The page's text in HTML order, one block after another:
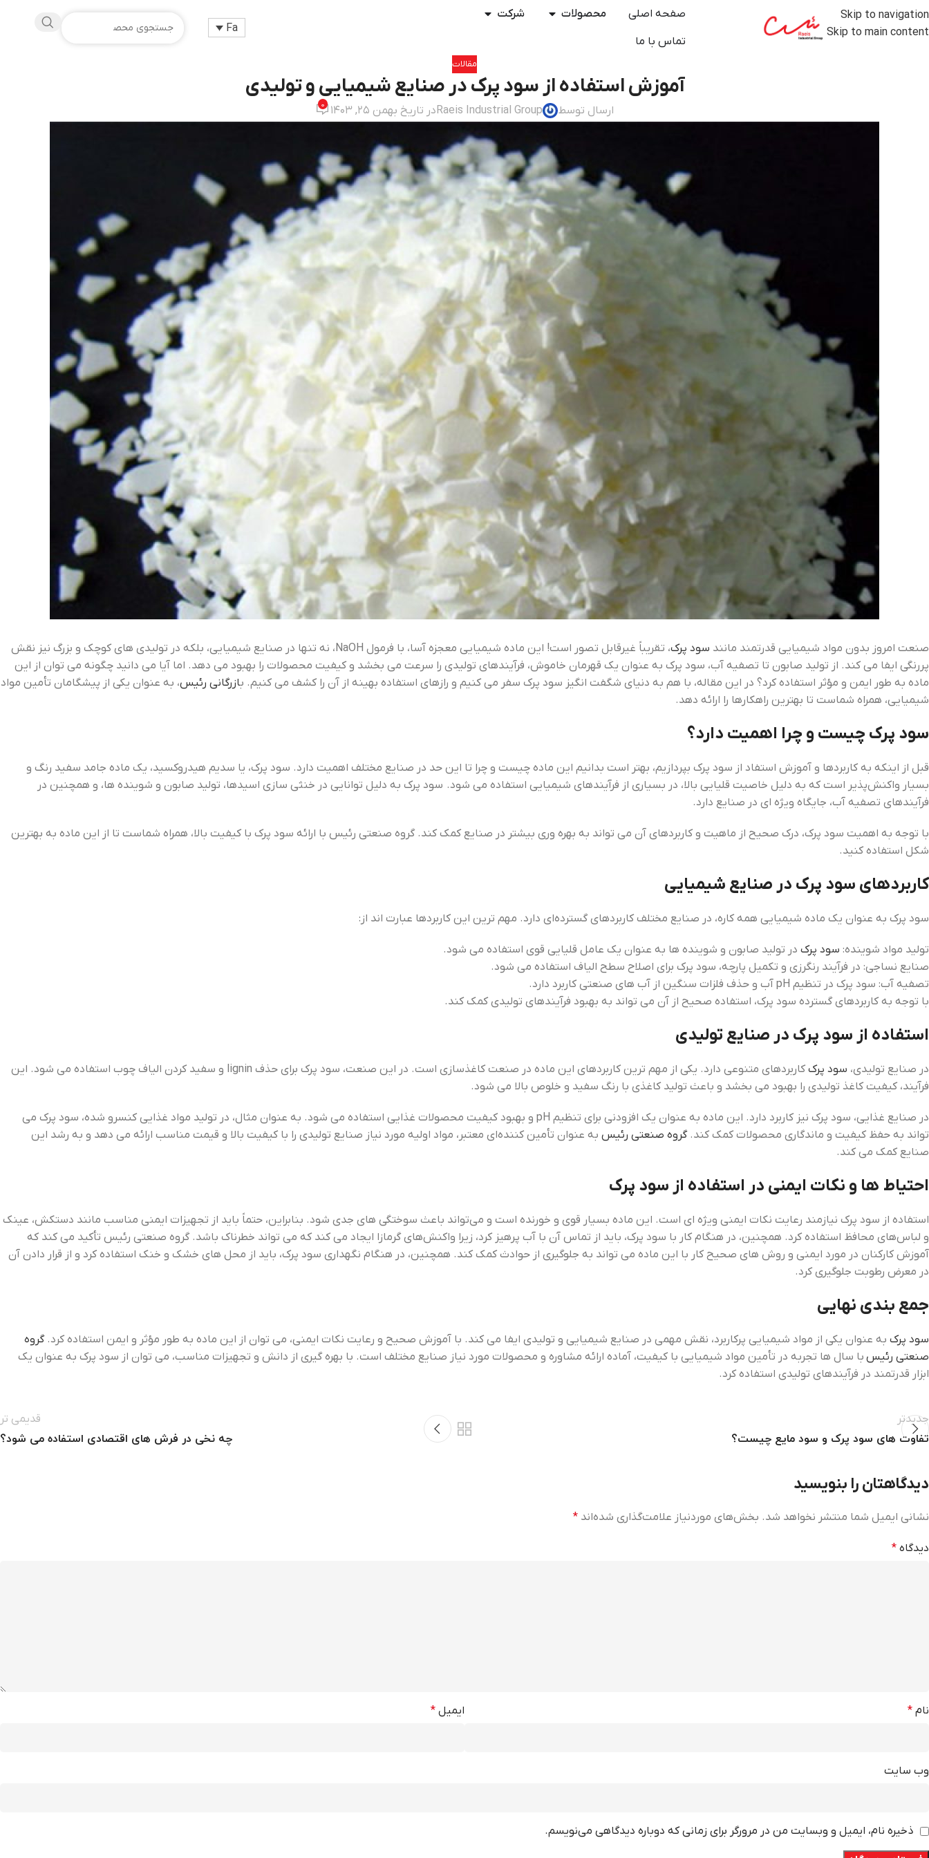
Skip to navigation
Skip to main content
صفحه اصلی محصولات
شرکت
تماس با ما
Fa
مقالات
آموزش استفاده از سود پرک در صنایع شیمیایی و تولیدی
ارسال توسط Raeis Industrial Groupدر تاریخ بهمن 25, 1403 0
صنعت امروز بدون مواد شیمیایی قدرتمند مانند سود پرک
، تقریباً غیرقابل تصور است! این ماده شیمیایی معجزه ‌آسا، با فرمول NaOH، نه تنها در صنایع شیمیایی، بلکه در تولیدی ‌های کوچک و بزرگ نیز نقش
پررنگی ایفا می‌ کند. از تولید صابون تا تصفیه آب، سود پرک به عنوان یک قهرمان خاموش، فرآیندهای تولیدی را سرعت می‌ بخشد و کیفیت محصولات را بهبود می ‌دهد. اما آیا می ‌دانید چگونه می ‌توان از این
ماده به طور ایمن و مؤثر استفاده کرد؟ در این مقاله، با هم به دنیای شگفت ‌انگیز سود پرک سفر می‌ کنیم و رازهای استفاده بهینه از آن را کشف می ‌کنیم. بازرگانی رئیس، به عنوان یکی از پیشگامان تأمین مواد
شیمیایی، همراه شماست تا بهترین راهکارها را ارائه دهد.
سود پرک چیست و چرا اهمیت دارد؟
قبل از اینکه به کاربردها و آموزش استفاد از سود پرک بپردازیم، بهتر است بدانیم این ماده چیست و چرا تا این حد در صنایع مختلف اهمیت دارد. سود پرک، یا سدیم هیدروکسید، یک ماده جامد سفید رنگ و
بسیار واکنش‌پذیر است که به دلیل خاصیت قلیایی بالا، در بسیاری از فرآیندهای شیمیایی استفاده می ‌شود. سود پرک به دلیل توانایی در خنثی ‌سازی اسیدها، تولید صابون و شوینده‌ ها، و همچنین در
فرآیندهای تصفیه آب، جایگاه ویژه ‌ای در صنایع دارد.
با توجه به اهمیت سود پرک، درک صحیح از ماهیت و کاربردهای آن می ‌تواند به بهره ‌وری بیشتر در صنایع کمک کند. گروه صنعتی رئیس با ارائه سود پرک با کیفیت بالا، همراه شماست تا از این ماده به بهترین
شکل استفاده کنید.
کاربردهای سود پرک در صنایع شیمیایی
سود پرک به عنوان یک ماده شیمیایی همه‌ کاره، در صنایع مختلف کاربردهای گسترده‌ای دارد. مهم ترین این کاربردها عبارت اند از:
تولید مواد شوینده: سود پرک در تولید صابون و شوینده‌ ها به عنوان یک عامل قلیایی قوی استفاده می‌ شود.
صنایع نساجی: در فرآیند رنگرزی و تکمیل پارچه، سود پرک برای اصلاح سطح الیاف استفاده می ‌شود.
تصفیه آب: سود پرک در تنظیم pH آب و حذف فلزات سنگین از آب ‌های صنعتی کاربرد دارد.
با توجه به کاربردهای گسترده سود پرک، استفاده صحیح از آن می ‌تواند به بهبود فرآیندهای تولیدی کمک کند.
استفاده از سود پرک در صنایع تولیدی
در صنایع تولیدی، سود پرک
کاربردهای متنوعی دارد. یکی از مهم‌ ترین کاربردهای این ماده در صنعت کاغذسازی است. در این صنعت، سود پرک برای حذف lignin و سفید کردن الیاف چوب استفاده می ‌شود. این
فرآیند، کیفیت کاغذ تولیدی را بهبود می ‌بخشد و باعث تولید کاغذی با رنگ سفید و خلوص بالا می ‌شود.
در صنایع غذایی، سود پرک نیز کاربرد دارد. این ماده به عنوان یک افزودنی برای تنظیم pH و بهبود کیفیت محصولات غذایی استفاده می ‌شود. به عنوان مثال، در تولید مواد غذایی کنسرو شده، سود پرک می
‌تواند به حفظ کیفیت و ماندگاری محصولات کمک کند. گروه صنعتی رئیس به عنوان تأمین ‌کننده‌ای معتبر، مواد اولیه مورد نیاز صنایع تولیدی را با کیفیت بالا و قیمت مناسب ارائه می ‌دهد و به رشد این
صنایع کمک می ‌کند.
احتیاط ‌ها و نکات ایمنی در استفاده از سود پرک
استفاده از سود پرک نیازمند رعایت نکات ایمنی ویژه ‌ای است. این ماده بسیار قوی و خورنده است و می‌تواند باعث سوختگی‌ های جدی شود. بنابراین، حتماً باید از تجهیزات ایمنی مناسب مانند دستکش، عینک
و لباس‌های محافظ استفاده کرد. همچنین، در هنگام کار با سود پرک، باید از تماس آن با آب پرهیز کرد، زیرا واکنش‌های گرمازا ایجاد می ‌کند که می ‌تواند خطرناک باشد. گروه صنعتی رئیس تأکید می ‌کند که
آموزش کارکنان در مورد ایمنی و روش‌ های صحیح کار با این ماده می ‌تواند به جلوگیری از حوادث کمک کند. همچنین، در هنگام نگهداری سود پرک، باید از محل ‌های خشک و خنک استفاده کرد و از قرار دادن آن
در معرض رطوبت جلوگیری کرد.
جمع ‌بندی نهایی
سود پرک به عنوان یکی از مواد شیمیایی پرکاربرد، نقش مهمی در صنایع شیمیایی و تولیدی ایفا می‌ کند. با آموزش صحیح و رعایت نکات ایمنی، می ‌توان از این ماده به طور مؤثر و ایمن استفاده کرد. گروه
صنعتی رئیس با سال‌ ها تجربه در تأمین مواد شیمیایی با کیفیت، آماده ارائه مشاوره و محصولات مورد نیاز صنایع مختلف است. با بهره ‌گیری از دانش و تجهیزات مناسب، می‌ توان از سود پرک به عنوان یک
ابزار قدرتمند در فرآیندهای تولیدی استفاده کرد.
جدیدتر
تفاوت ‌های سود پرک و سود مایع چیست؟
قدیمی تر
چه نخی در فرش‌ های اقتصادی استفاده می ‌شود؟
دیدگاهتان را بنویسید
نشانی ایمیل شما منتشر نخواهد شد. بخش‌های موردنیاز علامت‌گذاری شده‌اند *
دیدگاه *
نام * ایمیل *
وب‌ سایت
ذخیره نام، ایمیل و وبسایت من در مرورگر برای زمانی که دوباره دیدگاهی می‌نویسم.